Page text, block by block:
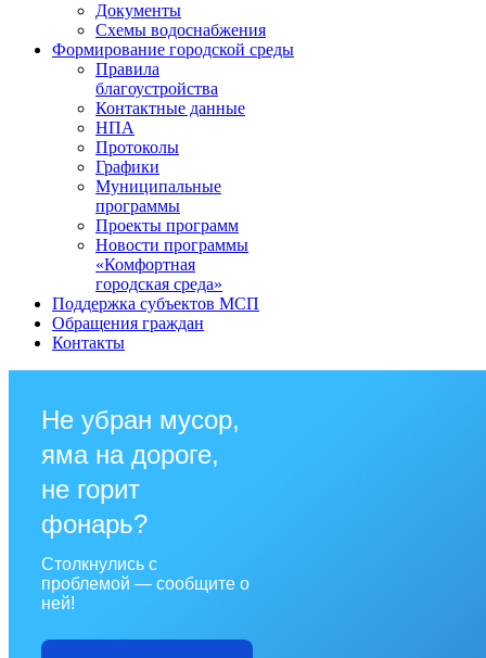
Документы
Схемы водоснабжения
Формирование городской среды
Правила
благоустройства
Контактные данные
НПА
Протоколы
Графики
Муниципальные
программы
Проекты программ
Новости программы
«Комфортная
городская среда»
Поддержка субъектов МСП
Обращения граждан
Контакты
Не убран мусор,
яма на дороге,
не горит
фонарь?
Столкнулись с
проблемой — сообщите о
ней!